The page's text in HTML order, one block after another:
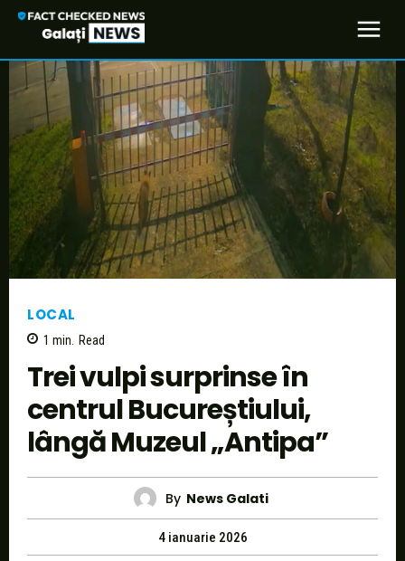
LOCAL
1 min. Read
Trei vulpi surprinse în
centrul Bucureștiului,
lângă Muzeul „Antipa”
By News Galati
4 ianuarie 2026